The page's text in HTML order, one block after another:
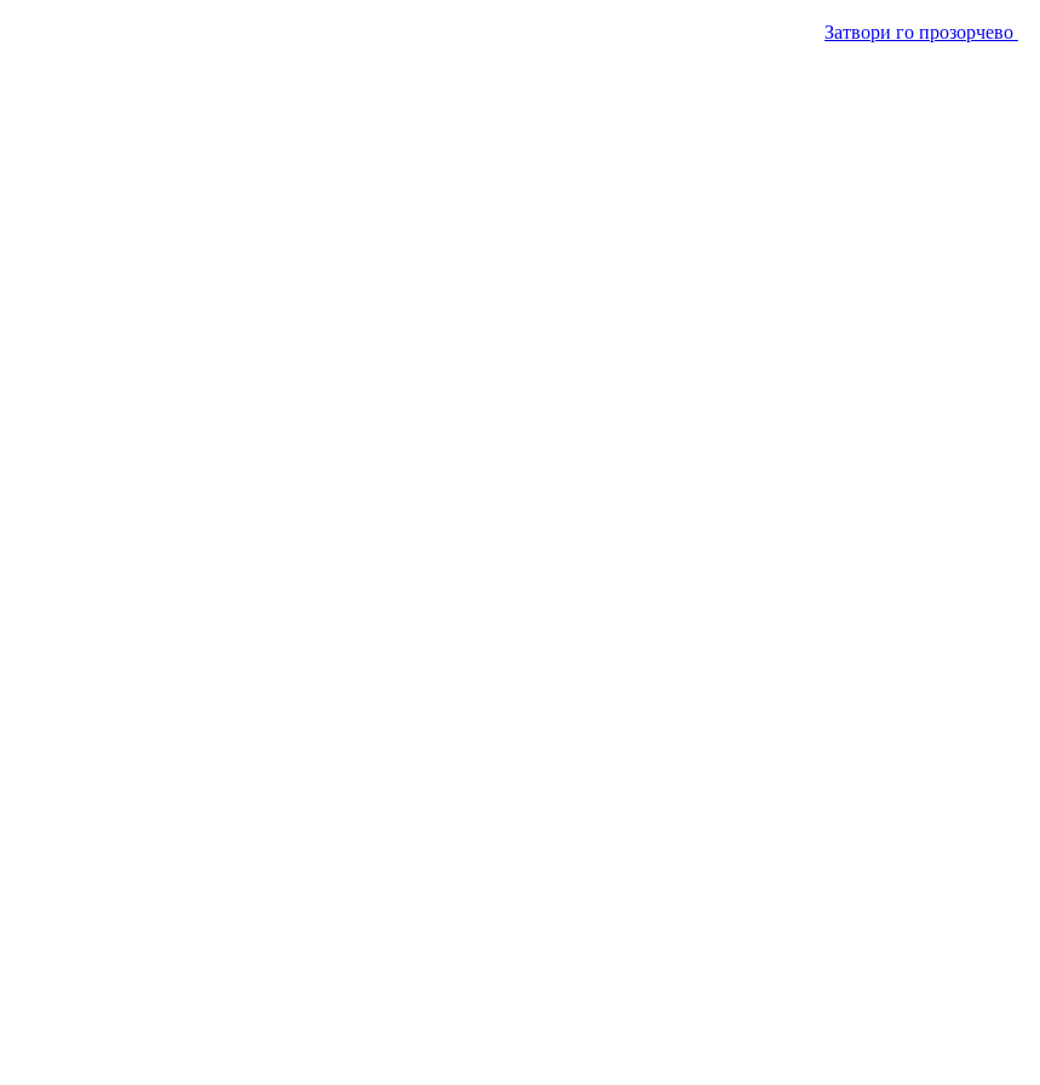
Затвори го прозорчево